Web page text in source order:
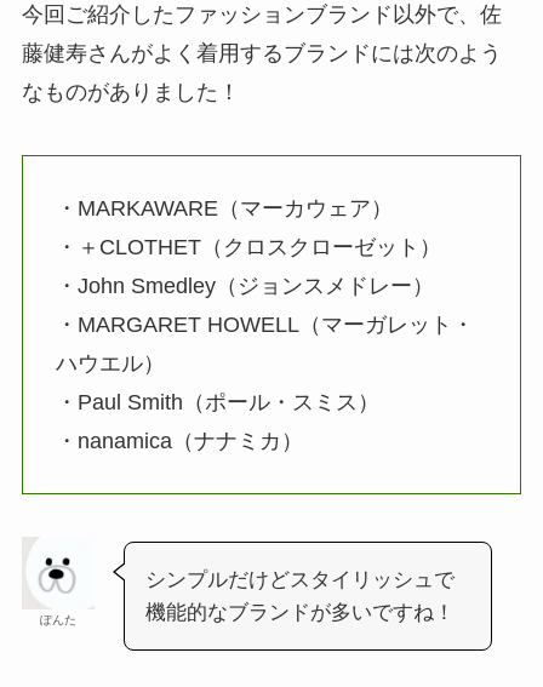
今回ご紹介したファッションブランド以外で、佐
藤健寿さんがよく着用するブランドには次のよう
なものがありました！
・MARKAWARE（マーカウェア）
・＋CLOTHET（クロスクローゼット）
・John Smedley（ジョンスメドレー）
・MARGARET HOWELL（マーガレット・
ハウエル）
・Paul Smith（ポール・スミス）
・nanamica（ナナミカ）
ぽんた
シンプルだけどスタイリッシュで
機能的なブランドが多いですね！